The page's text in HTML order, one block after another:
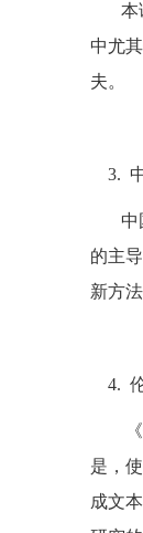
本
中尤
夫。
3.
中
的主
新方
4.
是，
成文